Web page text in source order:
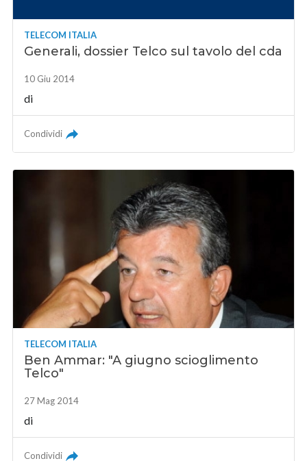
TELECOM ITALIA
Generali, dossier Telco sul tavolo del cda
10 Giu 2014
di
Condividi
TELECOM ITALIA
Ben Ammar: "A giugno scioglimento
Telco"
27 Mag 2014
di
Condividi